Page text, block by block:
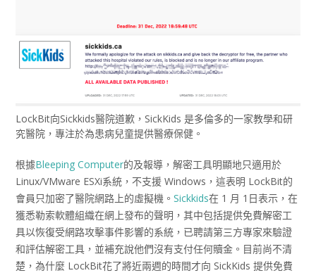
LockBit向Sickkids醫院道歉，SickKids 是多倫多的一家教學和研
究醫院，專注於為患病兒童提供醫療保健。
根據Bleeping Computer的及報導，解密工具明顯地只適用於
Linux/VMware ESXi系統，不支援 Windows，這表明 LockBit的
會員只加密了醫院網路上的虛擬機。 Sickkids在 1 月 1日表示，在
獲悉勒索軟體組織在網上發布的聲明，其中包括提供免費解密工
具以恢復受網路攻擊事件影響的系統，已聘請第三方專家來驗證
和評估解密工具，並補充說他們沒有支付任何贖金。目前尚不清
楚，為什麼 LockBit花了將近兩週的時間才向 SickKids 提供免費